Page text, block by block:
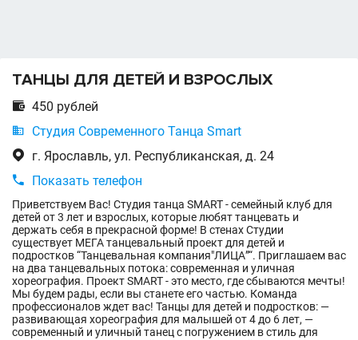
ТАНЦЫ ДЛЯ ДЕТЕЙ И ВЗРОСЛЫХ
 450 рублей
 Студия Современного Танца Smart
 г. Ярославль, ул. Республиканская, д. 24
 Показать телефон
Приветствуем Вас! Студия танца SMART - семейный клуб для
детей от 3 лет и взрослых, которые любят танцевать и
держать себя в прекрасной форме! В стенах Студии
существует МЕГА танцевальный проект для детей и
подростков “Танцевальная компания"ЛИЦА”“. Приглашаем вас
на два танцевальных потока: современная и уличная
хореография. Проект SMART - это место, где сбываются мечты!
Мы будем рады, если вы станете его частью. Команда
профессионалов ждет вас! Танцы для детей и подростков: —
развивающая хореография для малышей от 4 до 6 лет, —
современный и уличный танец с погружением в стиль для